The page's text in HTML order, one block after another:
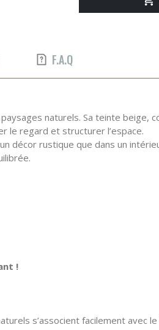
naturels. Sa teinte beige,
le regard et structurer l’espace.
décor rustique que dans un
!
s’associent facilement avec
F.A.Q